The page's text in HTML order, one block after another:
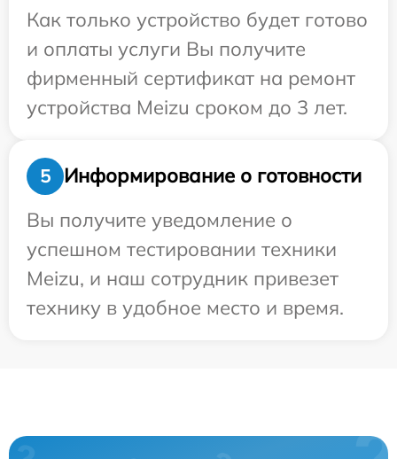
Как только устройство будет готово
и оплаты услуги Вы получите
фирменный сертификат на ремонт
устройства Meizu сроком до 3 лет.
5
Информирование о готовности
Вы получите уведомление о
успешном тестировании техники
Meizu, и наш сотрудник привезет
технику в удобное место и время.